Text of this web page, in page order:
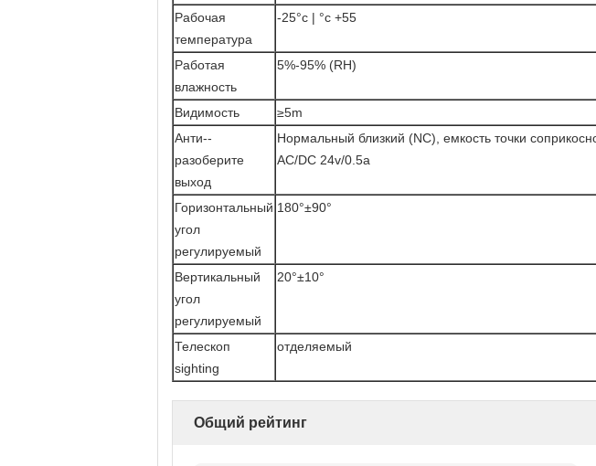
Рабочая
температура
-25°c | °c +55
Работая
влажность
5%-95% (RH)
Видимость
≥5m
Анти--
разоберите
выход
Нормальный близкий (NC), емкость точки
AC/DC 24v/0.5a
Горизонтальный
угол
регулируемый
180°±90°
Вертикальный
угол
регулируемый
20°±10°
Телескоп
sighting
отделяемый
Общий рейтинг